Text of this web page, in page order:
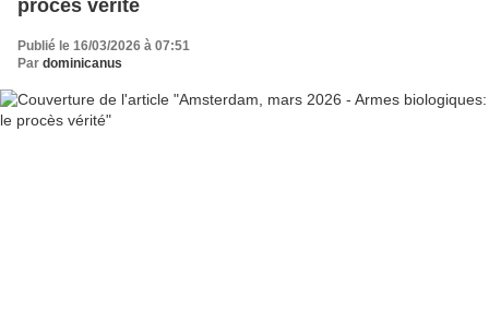
procès vérité
Publié le 16/03/2026 à 07:51
Par dominicanus